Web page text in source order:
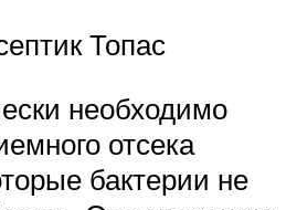
Топас
необходимо
отсека
бактерии не